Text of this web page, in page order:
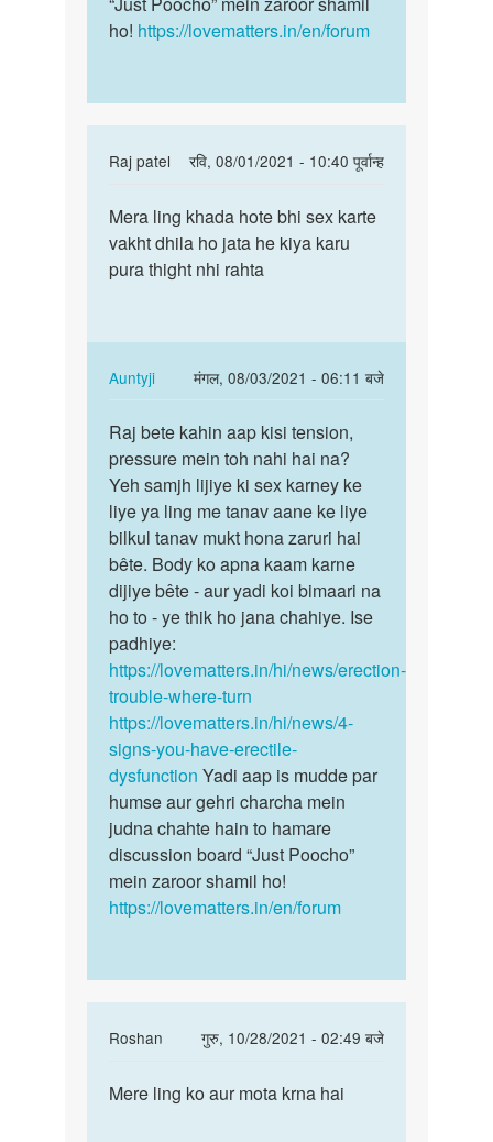
ho! https://lovematters.in/en/forum
Raj patel
रवि, 08/01/2021 - 10:40 पूर्वान्ह
to
mera
lund
hota
mahesh
Mera
land
khada
sex…
Mera ling khada hote bhi sex karte
vakht dhila ho jata he kiya karu
pura thight nhi rahta
Auntyji
मंगल, 08/03/2021 - 06:11 बजे
In
reply
to
Mera
land
khada
hote
bhi
sex…
by
Raj
patel
Raj
bete
kahin
aap
kisi…
Raj bete kahin aap kisi tension,
pressure mein toh nahi hai na?
Yeh samjh lijiye ki sex karney ke
liye ya ling me tanav aane ke liye
bilkul tanav mukt hona zaruri hai
bête. Body ko apna kaam karne
dijiye bête - aur yadi koi bimaari na
ho to - ye thik ho jana chahiye. Ise
padhiye:
https://lovematters.in/hi/news/erection-
trouble-where-turn
https://lovematters.in/hi/news/4-
signs-you-have-erectile-
dysfunction Yadi aap is mudde par
humse aur gehri charcha mein
judna chahte hain to hamare
discussion board “Just Poocho”
mein zaroor shamil ho!
https://lovematters.in/en/forum
Roshan
गुरु, 10/28/2021 - 02:49 बजे
to
Mere
Mere ling ko aur mota krna hai